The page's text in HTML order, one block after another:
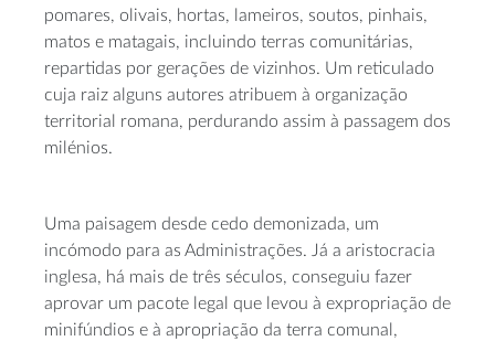
pomares, olivais, hortas, lameiros, soutos, pinhais,
matos e matagais, incluindo terras comunitárias,
repartidas por gerações de vizinhos. Um reticulado
cuja raiz alguns autores atribuem à organização
territorial romana, perdurando assim à passagem dos
milénios.
Uma paisagem desde cedo demonizada, um
incómodo para as Administrações. Já a aristocracia
inglesa, há mais de três séculos, conseguiu fazer
aprovar um pacote legal que levou à expropriação de
minifúndios e à apropriação da terra comunal,